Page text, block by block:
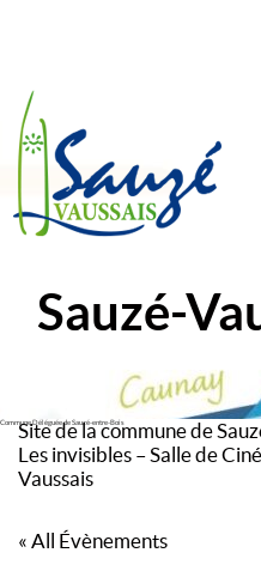
Sauzé-
Commune Déléguée de Sauzé-entre-Bois
Site de la commune de
Les invisibles – Salle de
Vaussais
« All Évènements